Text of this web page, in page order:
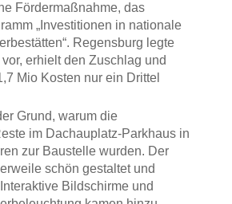
Fördermaßnahme, das
„Investitionen in nationale
Regensburg legte
erhielt den Zuschlag und
Mio Kosten nur ein Drittel
Grund, warum die
im Dachauplatz-Parkhaus in
zur Baustelle wurden. Der
schön gestaltet und
Bildschirme und